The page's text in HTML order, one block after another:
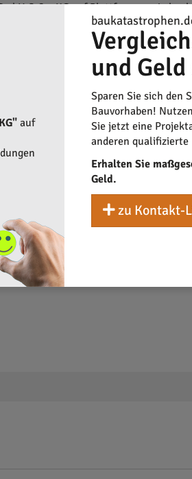
& Co. KG auf Plattformen wie
künftige Kunden einen ehrlichen
das teuerste oder billigste
Für das lokale Handwerk in
Sanitärinstallationen und Bäder zu
Angebote vergleichen und
auf
und
Sparen Sie sich den
Bauvorhaben!
Sie jetzt eine
anderen qualifizierte
Erhalten Sie
Geld.
zu Kontakt-